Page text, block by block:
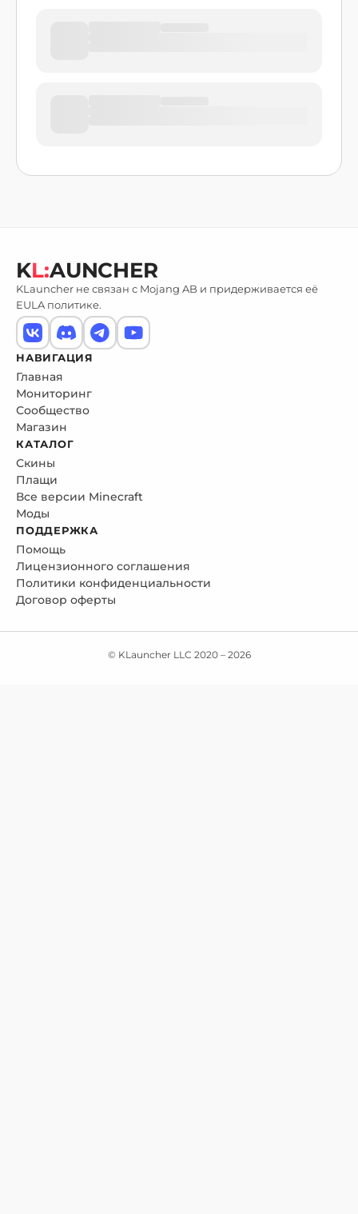
KL:AUNCHER
KLauncher не связан с Mojang AB и придерживается её
EULA политике.
НАВИГАЦИЯ
Главная
Мониторинг
Сообщество
Магазин
КАТАЛОГ
Скины
Плащи
Все версии Minecraft
Моды
ПОДДЕРЖКА
Помощь
Лицензионного соглашения
Политики конфиденциальности
Договор оферты
© KLauncher LLC 2020 – 2026